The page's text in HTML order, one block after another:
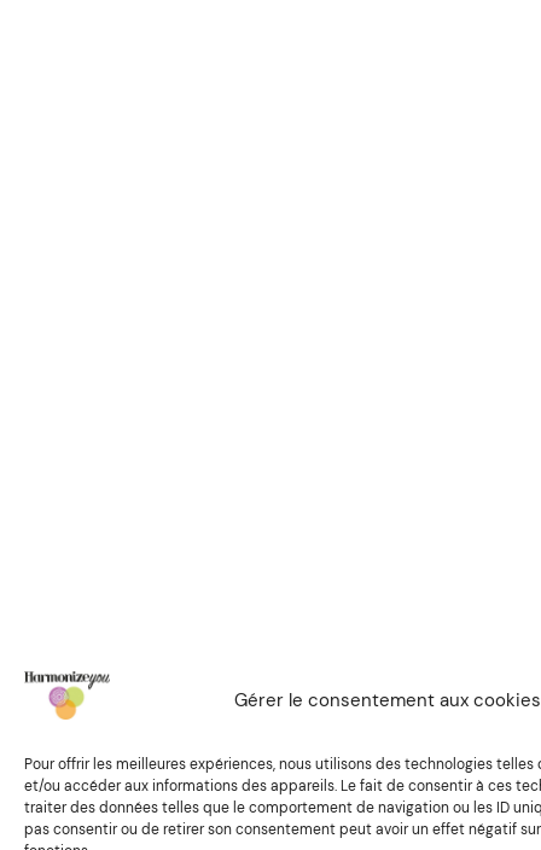
Gérer le consentement aux cookies
Pour offrir les meilleures expériences, nous utilisons des technologies
et/ou accéder aux informations des appareils. Le fait de consentir à ces
traiter des données telles que le comportement de navigation ou les ID
pas consentir ou de retirer son consentement peut avoir un effet négatif